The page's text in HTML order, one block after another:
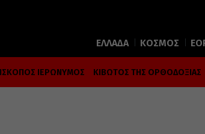
ΕΛΛΑΔΑ ΚΟΣΜΟΣ
ΙΕΡΩΝΥΜΟΣ ΚΙΒΩΤΟΣ ΤΗΣ ΟΡΘΟΔΟΞΙΑΣ